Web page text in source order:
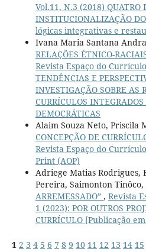
Vol.11, N.3 (2018) QUATRO
INSTITUCIONALIZAÇÃO
lógicas integrativas e
Ivana Maria Santana
RELAÇÕES ÉTNICO-
Revista Espaço do
TENDÊNCIAS E
INVESTIGAÇÃO SOBRE AS
CURRÍCULOS INTEGRADOS
DEMOCRÁTICAS
Alaim Souza Neto, Priscila
CONCEPÇÃO DE
Revista Espaço do
Print (AOP)
Adriege Matias Rodrigues,
Pereira, Saimonton Tinôco,
ARREMESSADO” , Revista
1 (2023): POR OUTROS
CURRÍCULO [Publicação
1 2 3 4 5 6 7 8 9 10 11 12 13 14 15